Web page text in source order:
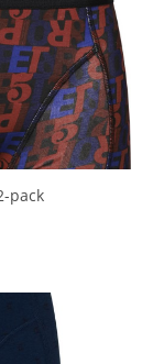
pack